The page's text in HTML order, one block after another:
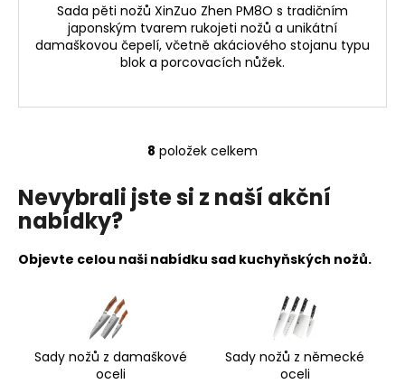
Sada pěti nožů XinZuo Zhen PM8O s tradičním
japonským tvarem rukojeti nožů a unikátní
damaškovou čepelí, včetně akáciového stojanu typu
blok a porcovacích nůžek.
O
l
a
8 položek celkem
Nevybrali jste si z naší akční
nabídky?
Objevte celou naši nabídku sad kuchyňských nožů.
Sady nožů z damaškové
oceli
Sady nožů z německé
oceli